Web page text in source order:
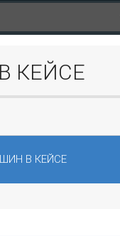
КЕЙСЕ
В КЕЙСЕ